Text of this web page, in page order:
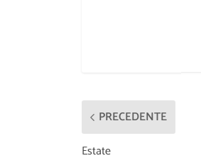
PRECEDENTE
Estate